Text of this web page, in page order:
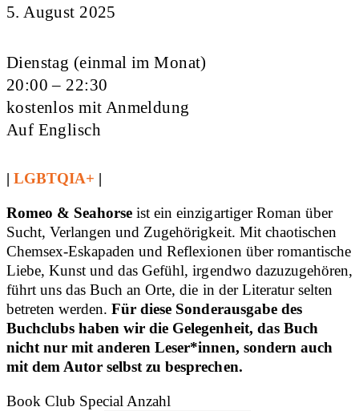
5. August 2025
Dienstag (einmal im Monat)
20:00 – 22:30
kostenlos mit Anmeldung
Auf Englisch
|LGBTQIA+ |
Romeo & Seahorse ist ein einzigartiger Roman über
Sucht, Verlangen und Zugehörigkeit. Mit chaotischen
Chemsex-Eskapaden und Reflexionen über romantische
Liebe, Kunst und das Gefühl, irgendwo dazuzugehören,
führt uns das Buch an Orte, die in der Literatur selten
betreten werden.Für diese Sonderausgabe des
Buchclubs haben wir die Gelegenheit, das Buch
nicht nur mit anderen Leser*innen, sondern auch
mit dem Autor selbst zu besprechen.
Book Club Special Anzahl